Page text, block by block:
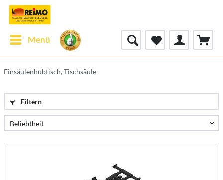
Menü
Einsäulenhubtisch, Tischsäule
Filtern